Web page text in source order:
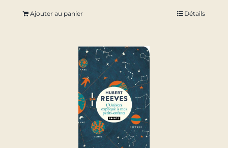
Ajouter au panier Détails